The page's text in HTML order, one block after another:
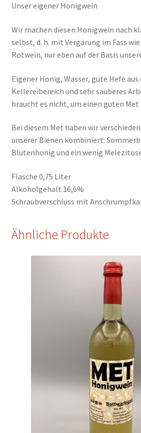
Unser eigener Honigwein
Wir machen diesen Honigwein nach
selbst, d. h. mit Vergärung im Fass
Rotwein, nur eben auf der Basis
Eigener Honig, Wasser, gute Hefe
Kellereibereich und sehr sauberes
braucht es nicht, um einen guten Met
Bei diesem Met haben wir
unserer Bienen kombiniert:
Blütenhonig und ein wenig
Flasche 0,75 Liter
Alkoholgehalt 16,6%
Schraubverschluss mit
Ähnliche Produkte